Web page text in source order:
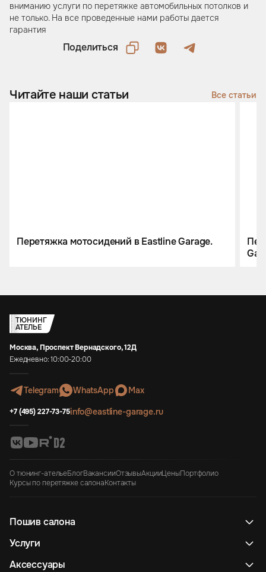
вниманию услуги по перетяжке автомобильных потолков и
не только. На все проведенные нами работы дается
гарантия
Поделиться
Читайте наши статьи Все статьи
Перетяжка мотосидений в Eastline Garage.
ТЮНИНГ
АТЕЛЬЕ
Москва, Проспект Вернадского, 12Д
Ежедневно: 10:00-20:00
Telegram WhatsApp Max
+7 (495) 227-73-75info@eastline-garage.ru
О тюнинг-ательеБлогВакансииОтзывыАкцииЦеныПортфолио
Курсы по перетяжке салонаКонтакты
Пошив салона
Услуги
Аксессуары